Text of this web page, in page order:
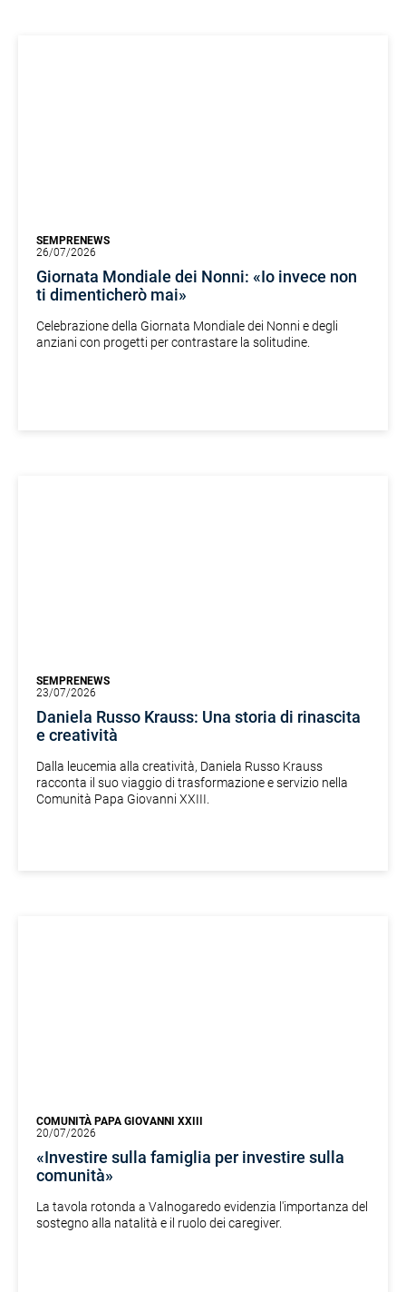
SEMPRENEWS
26/07/2026
Giornata Mondiale dei Nonni: «Io invece non
ti dimenticherò mai»
Celebrazione della Giornata Mondiale dei Nonni e degli
anziani con progetti per contrastare la solitudine.
SEMPRENEWS
23/07/2026
Daniela Russo Krauss: Una storia di rinascita
e creatività
Dalla leucemia alla creatività, Daniela Russo Krauss
racconta il suo viaggio di trasformazione e servizio nella
Comunità Papa Giovanni XXIII.
COMUNITÀ PAPA GIOVANNI XXIII
20/07/2026
«Investire sulla famiglia per investire sulla
comunità»
La tavola rotonda a Valnogaredo evidenzia l'importanza del
sostegno alla natalità e il ruolo dei caregiver.